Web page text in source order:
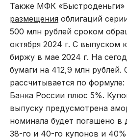
Также МФК «Быстроденьги»
размещения облигаций
500 млн рублей сроком
октября 2024 г. С выпуском
биржу в мае 2024 г. На
бумаги на 412,9 млн рублей.
рассчитывается по
Банка России плюс 5%.
выпуску предусмотрена
номинала будет погашено в
38-го и 40-го купонов и